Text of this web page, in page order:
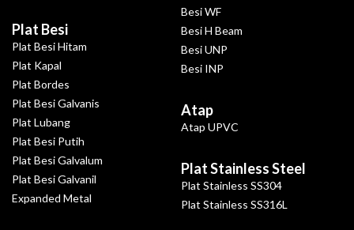
Plat Besi
Plat Besi Hitam
Plat Kapal
Plat Bordes
Plat Besi Galvanis
Plat Lubang
Plat Besi Putih
Plat Besi Galvalum
Plat Besi Galvanil
Expanded Metal
Besi WF
Besi H Beam
Besi UNP
Besi INP
Atap
Atap UPVC
Plat Stainless Steel
Plat Stainless SS304
Plat Stainless SS316L